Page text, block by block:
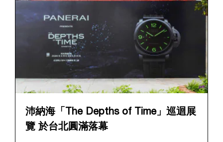
沛納海「The Depths of Time」巡迴展
覽 於台北圓滿落幕